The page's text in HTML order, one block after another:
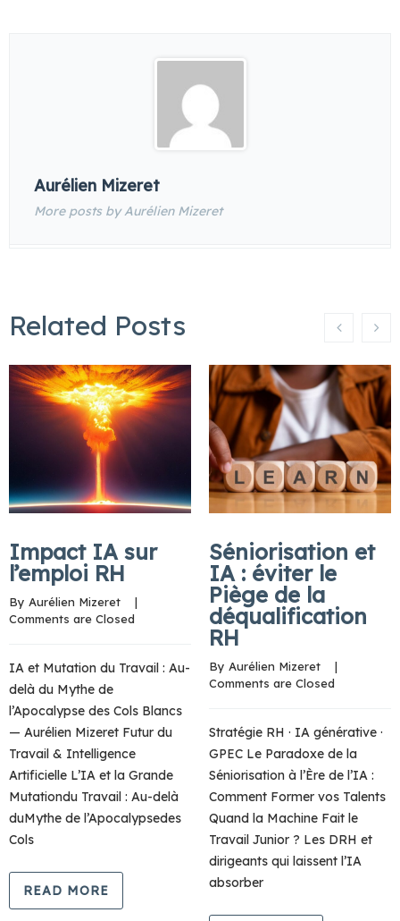
Aurélien Mizeret
More posts by Aurélien Mizeret
Related Posts
Impact IA sur
l’emploi RH
By Aurélien Mizeret
Comments are Closed
IA et Mutation du Travail : Au-
delà du Mythe de
l’Apocalypse des Cols Blancs
— Aurélien Mizeret Futur du
Travail & Intelligence
Artificielle L’IA et la Grande
Mutationdu Travail : Au-delà
duMythe de l’Apocalypsedes
Cols
READ MORE
Séniorisation et
IA : éviter le
Piège de la
déqualification
RH
By Aurélien Mizeret
Comments are Closed
Stratégie RH · IA générative ·
GPEC Le Paradoxe de la
Séniorisation à l’Ère de l’IA :
Comment Former vos Talents
Quand la Machine Fait le
Travail Junior ? Les DRH et
dirigeants qui laissent l’IA
absorber